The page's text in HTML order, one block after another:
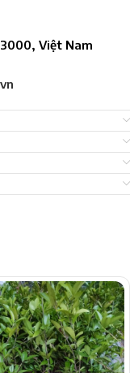
Việt Nam